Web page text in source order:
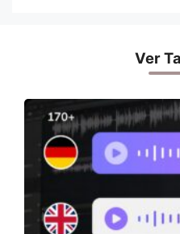
Ver